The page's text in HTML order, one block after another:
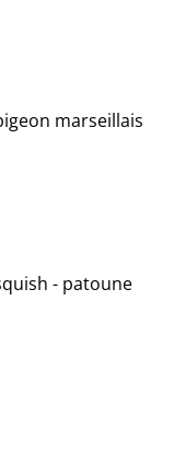
marseillais
- patoune